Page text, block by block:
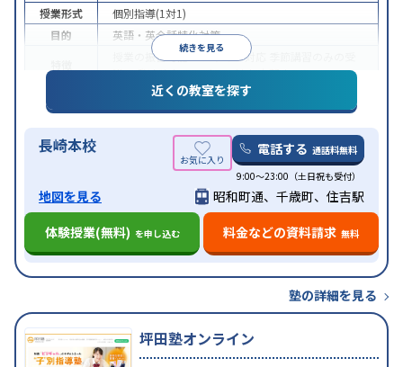
続きを見る
授業形式
個別指導(1対1)
目的
英語・英会話特化対策
授業の振替可能オンライン対応
講可発達障害の子どもに対応自習室あり
近くの教室を探す
長崎本校 電話する 通話料無料
9:00～23:00（土日祝も受付）
地図を見る
昭和町通、千歳町、住吉駅
体験授業(無料) を申し込む 料金などの資料請求 無料
塾の詳細を見る
坪田塾オンライン